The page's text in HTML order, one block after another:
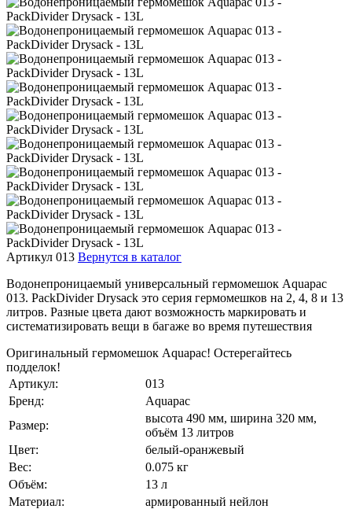
Артикул 013 Вернутся в каталог
Водонепроницаемый универсальный гермомешок Aquapac
013. PackDivider Drysack это серия гермомешков на 2, 4, 8 и 13
литров. Разные цвета дают возможность маркировать и
систематизировать вещи в багаже во время путешествия
Оригинальный гермомешок Aquapac! Остерегайтесь
подделок!
Артикул:
013
Бренд:
Aquapac
Размер:
высота 490 мм, ширина 320 мм,
объём 13 литров
Цвет:
белый-оранжевый
Вес:
0.075 кг
Объём:
13 л
Материал:
армированный нейлон